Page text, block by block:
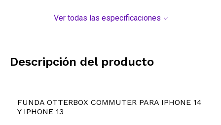
Ver todas las especificaciones
Descripción del producto
FUNDA OTTERBOX COMMUTER PARA IPHONE 14
Y IPHONE 13